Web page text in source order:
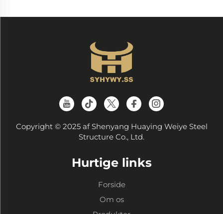
Copyright © 2025 af Shenyang Huaying Weiye Steel
Structure Co., Ltd.
Hurtige links
Forside
Om os